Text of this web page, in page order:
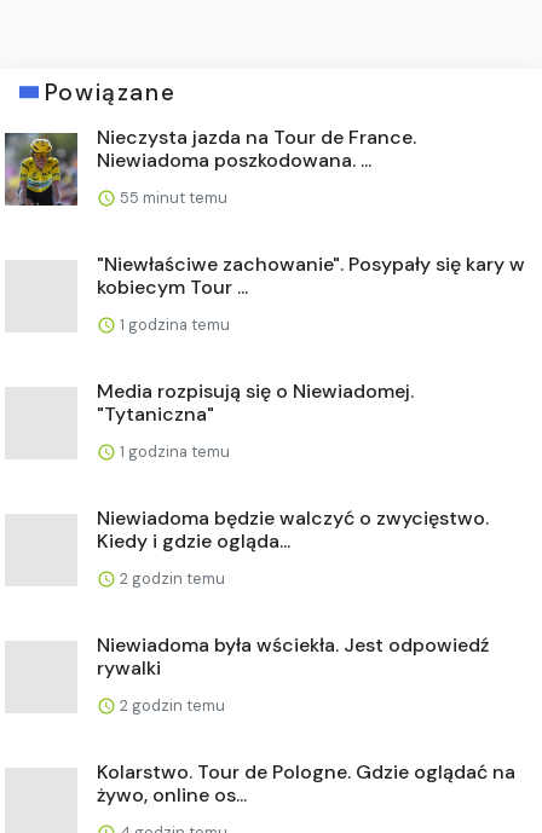
Powiązane
Nieczysta jazda na Tour de France.
Niewiadoma poszkodowana. ...
55 minut temu
"Niewłaściwe zachowanie". Posypały się kary w
kobiecym Tour ...
1 godzina temu
Media rozpisują się o Niewiadomej.
"Tytaniczna"
1 godzina temu
Niewiadoma będzie walczyć o zwycięstwo.
Kiedy i gdzie ogląda...
2 godzin temu
Niewiadoma była wściekła. Jest odpowiedź
rywalki
2 godzin temu
Kolarstwo. Tour de Pologne. Gdzie oglądać na
żywo, online os...